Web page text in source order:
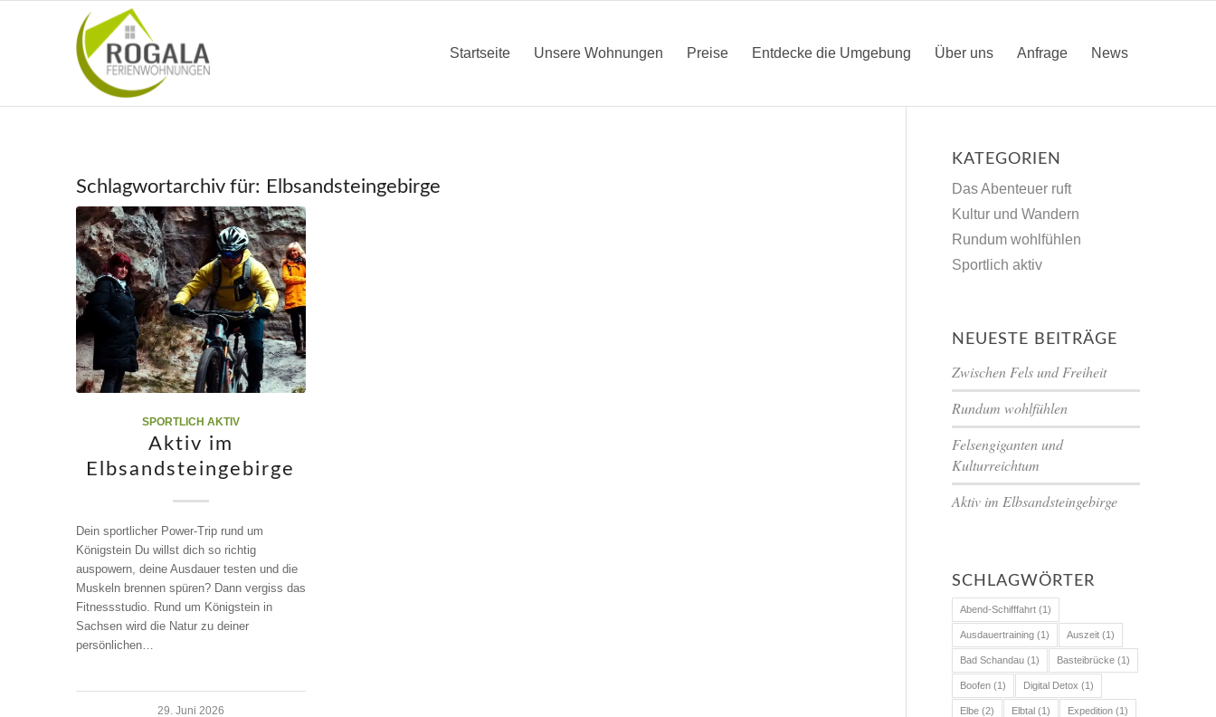
Startseite Unsere Wohnungen Preise Entdecke die Umgebung Über uns Anfrage News
Schlagwortarchiv für: Elbsandsteingebirge
SPORTLICH AKTIV
Aktiv im
Elbsandsteingebirge
Dein sportlicher Power-Trip rund um
Königstein Du willst dich so richtig
auspowern, deine Ausdauer testen und die
Muskeln brennen spüren? Dann vergiss das
Fitnessstudio. Rund um Königstein in
Sachsen wird die Natur zu deiner
persönlichen…
29. Juni 2026
KATEGORIEN
Das Abenteuer ruft
Kultur und Wandern
Rundum wohlfühlen
Sportlich aktiv
NEUESTE BEITRÄGE
Zwischen Fels und Freiheit
Rundum wohlfühlen
Felsengiganten und
Kulturreichtum
Aktiv im Elbsandsteingebirge
SCHLAGWÖRTER
Abend-Schifffahrt (1)
Ausdauertraining (1) Auszeit (1)
Bad Schandau (1) Basteibrücke (1)
Boofen (1) Digital Detox (1)
Elbe (2) Elbtal (1) Expedition (1)